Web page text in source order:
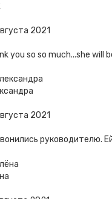
2021
you so so much...she will
2021
руководителю.